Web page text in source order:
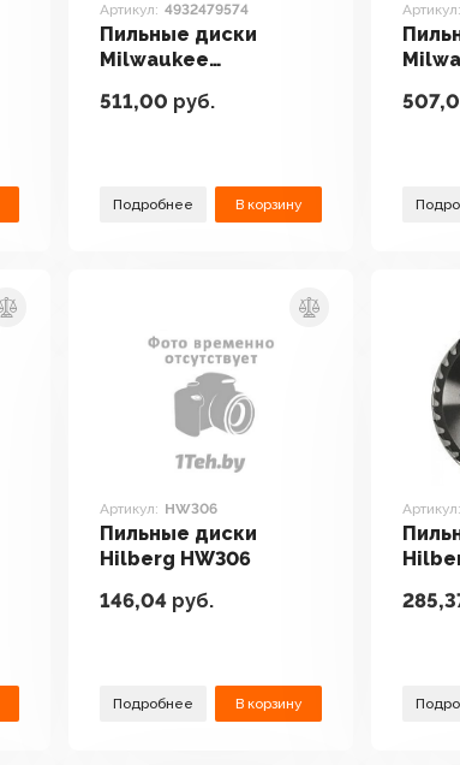
Артикул: 4932479574
Пильные диски
Milwaukee
511,00 руб.
Подробнее В корзину
Артикул:
Артикул: HW306
Пильные диски
Hilberg HW306
146,04руб.
Подробнее В корзину
Артикул: